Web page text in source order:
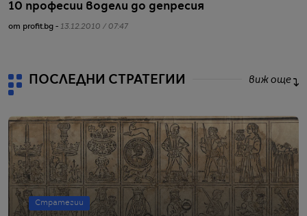
10 професии водели до депресия
от profit.bg - 13.12.2010 / 07:47
ПОСЛЕДНИ СТРАТЕГИИ виж още
Стратегии